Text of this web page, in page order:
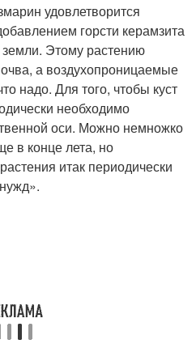
удовлетворится
горсти керамзита
Этому растению
а воздухопроницаемые
надо. Для того, чтобы куст
необходимо
оси. Можно немножко
в конце лета, но
итак периодически